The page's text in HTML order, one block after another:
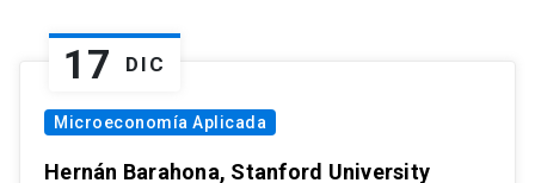
17 DIC
Microeconomía Aplicada
Hernán Barahona, Stanford University